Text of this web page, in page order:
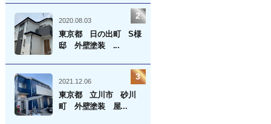
2020.08.03
東京都 日の出町 S様
邸 外壁塗装 ...
2021.12.06
東京都 立川市 砂川
町 外壁塗装 屋...